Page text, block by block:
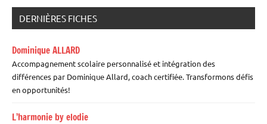
DERNIÈRES FICHES
Dominique ALLARD
Accompagnement scolaire personnalisé et intégration des
différences par Dominique Allard, coach certifiée. Transformons défis
en opportunités!
L’harmonie by elodie